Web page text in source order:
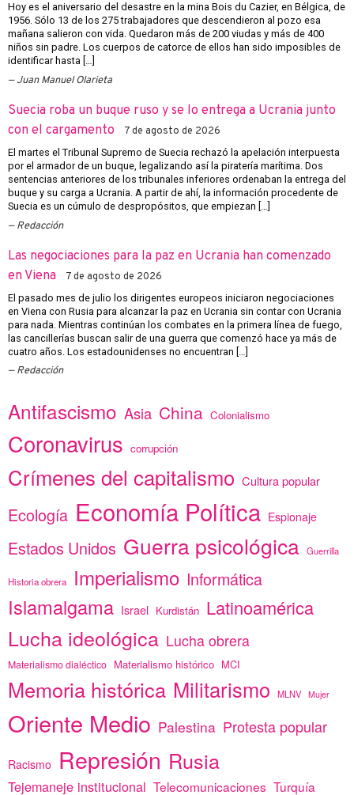
Hoy es el aniversario del desastre en la mina Bois du Cazier, en Bélgica, de
1956. Sólo 13 de los 275 trabajadores que descendieron al pozo esa
mañana salieron con vida. Quedaron más de 200 viudas y más de 400
niños sin padre. Los cuerpos de catorce de ellos han sido imposibles de
identificar hasta […]
Juan Manuel Olarieta
Suecia roba un buque ruso y se lo entrega a Ucrania junto
con el cargamento
7 de agosto de 2026
El martes el Tribunal Supremo de Suecia rechazó la apelación interpuesta
por el armador de un buque, legalizando así la piratería marítima. Dos
sentencias anteriores de los tribunales inferiores ordenaban la entrega del
buque y su carga a Ucrania. A partir de ahí, la información procedente de
Suecia es un cúmulo de despropósitos, que empiezan […]
Redacción
Las negociaciones para la paz en Ucrania han comenzado
en Viena
7 de agosto de 2026
El pasado mes de julio los dirigentes europeos iniciaron negociaciones
en Viena con Rusia para alcanzar la paz en Ucrania sin contar con Ucrania
para nada. Mientras continúan los combates en la primera línea de fuego,
las cancillerías buscan salir de una guerra que comenzó hace ya más de
cuatro años. Los estadounidenses no encuentran […]
Redacción
Antifascismo Asia China Colonialismo
Coronavirus corrupción
Crímenes del capitalismo Cultura popular
Ecología Economía Política Espionaje
Estados Unidos Guerra psicológica Guerrilla
Historia obrera Imperialismo Informática
Islamalgama Israel Kurdistán Latinoamérica
Lucha ideológica Lucha obrera
Materialismo dialéctico Materialismo histórico MCI
Memoria histórica Militarismo MLNV Mujer
Oriente Medio Palestina Protesta popular
Racismo Represión Rusia
Tejemaneje institucional Telecomunicaciones Turquía